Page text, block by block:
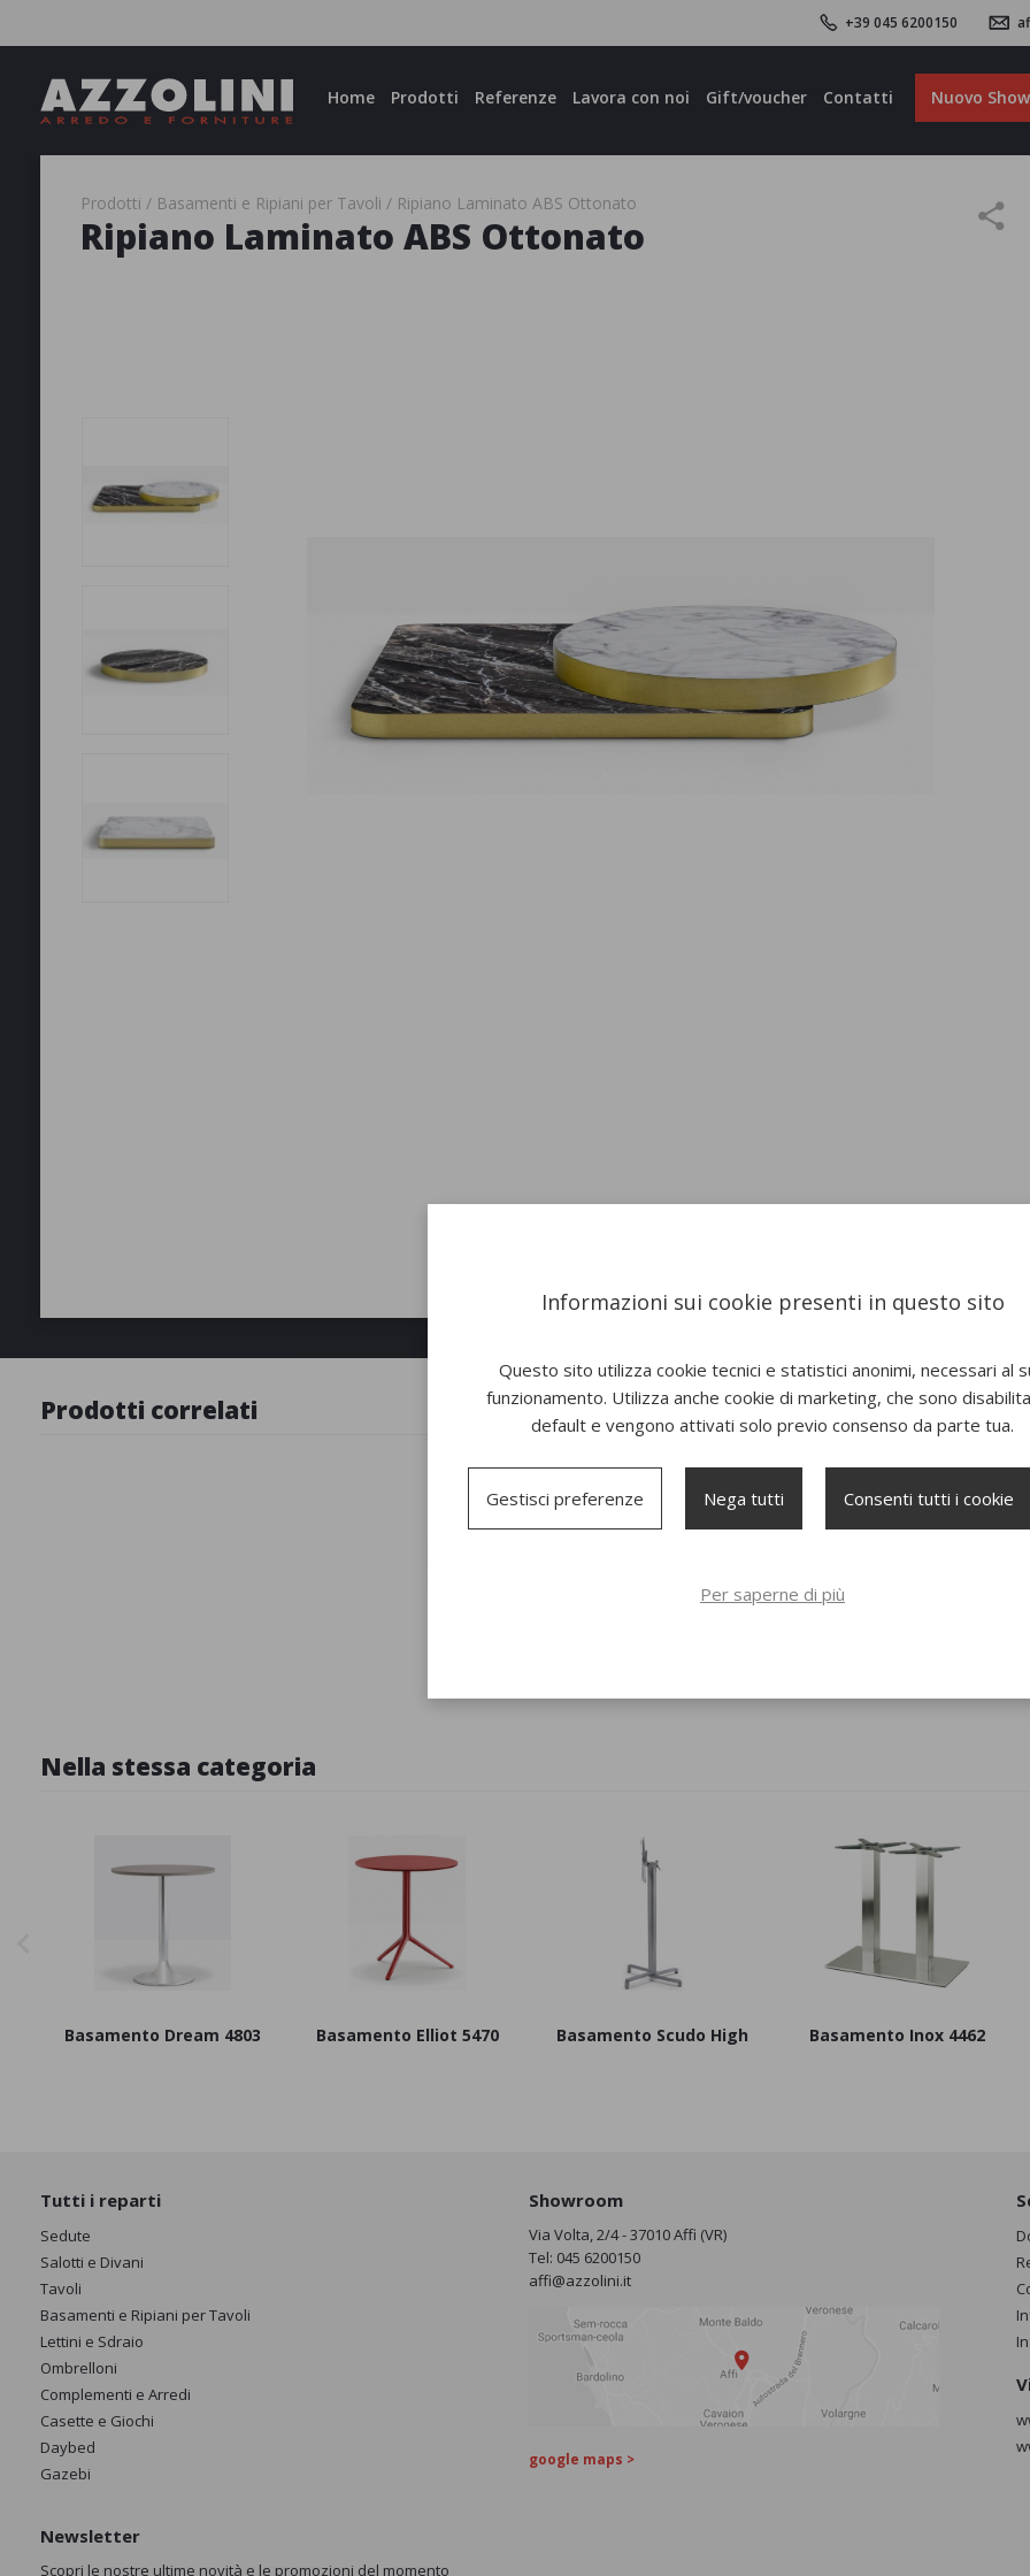
+39 045 6200150
Home Prodotti Referenze Lavora con noi Gift/voucher Contatti Nuovo
Prodotti Basamenti e Ripiani per Tavoli Ripiano Laminato ABS Ottonato
Ripiano Laminato ABS Ottonato
Prodotti correlati
Nella stessa categoria
Basamento Dream 4803 Basamento Elliot 5470 Basamento Scudo High Basamento Inox 4462
Tutti i reparti
Sedute
Salotti e Divani
Tavoli
Basamenti e Ripiani per Tavoli
Lettini e Sdraio
Ombrelloni
Complementi e Arredi
Casette e Giochi
Daybed
Gazebi
Showroom
Via Volta, 2/4 - 37010 Affi (VR)
Tel: 045 6200150
affi@azzolini.it
google maps >
Newsletter
Scopri le nostre ultime novità e le promozioni del momento
Informazioni sui cookie presenti in questo sito
Questo sito utilizza cookie tecnici e statistici anonimi, necessari al
funzionamento. Utilizza anche cookie di marketing, che sono
default e vengono attivati solo previo consenso da parte tua.
Gestisci preferenze Nega tutti Consenti tutti i cookie
Per saperne di più